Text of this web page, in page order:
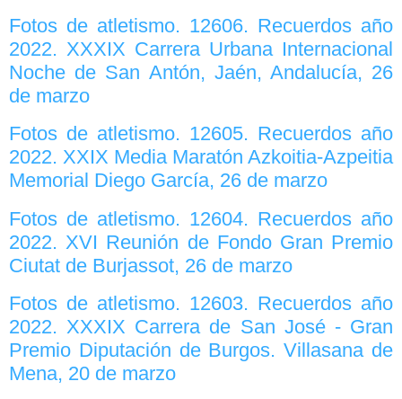
Fotos de atletismo. 12606. Recuerdos año
2022. XXXIX Carrera Urbana Internacional
Noche de San Antón, Jaén, Andalucía, 26
de marzo
Fotos de atletismo. 12605. Recuerdos año
2022. XXIX Media Maratón Azkoitia-Azpeitia
Memorial Diego García, 26 de marzo
Fotos de atletismo. 12604. Recuerdos año
2022. XVI Reunión de Fondo Gran Premio
Ciutat de Burjassot, 26 de marzo
Fotos de atletismo. 12603. Recuerdos año
2022. XXXIX Carrera de San José - Gran
Premio Diputación de Burgos. Villasana de
Mena, 20 de marzo